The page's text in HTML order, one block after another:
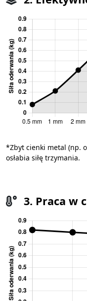
*Zbyt cienki metal (np.
osłabia siłę trzymania.
3. Praca w